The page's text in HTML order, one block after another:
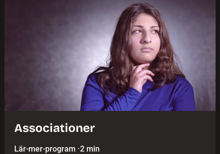
Associationer
Lär-mer-program ·2 min